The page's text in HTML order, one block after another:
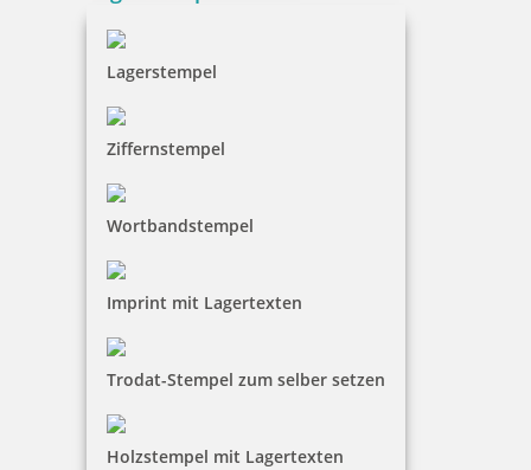
Lagerstempel
Ziffernstempel
Wortbandstempel
Imprint mit Lagertexten
Trodat-Stempel zum selber setzen
Holzstempel mit Lagertexten